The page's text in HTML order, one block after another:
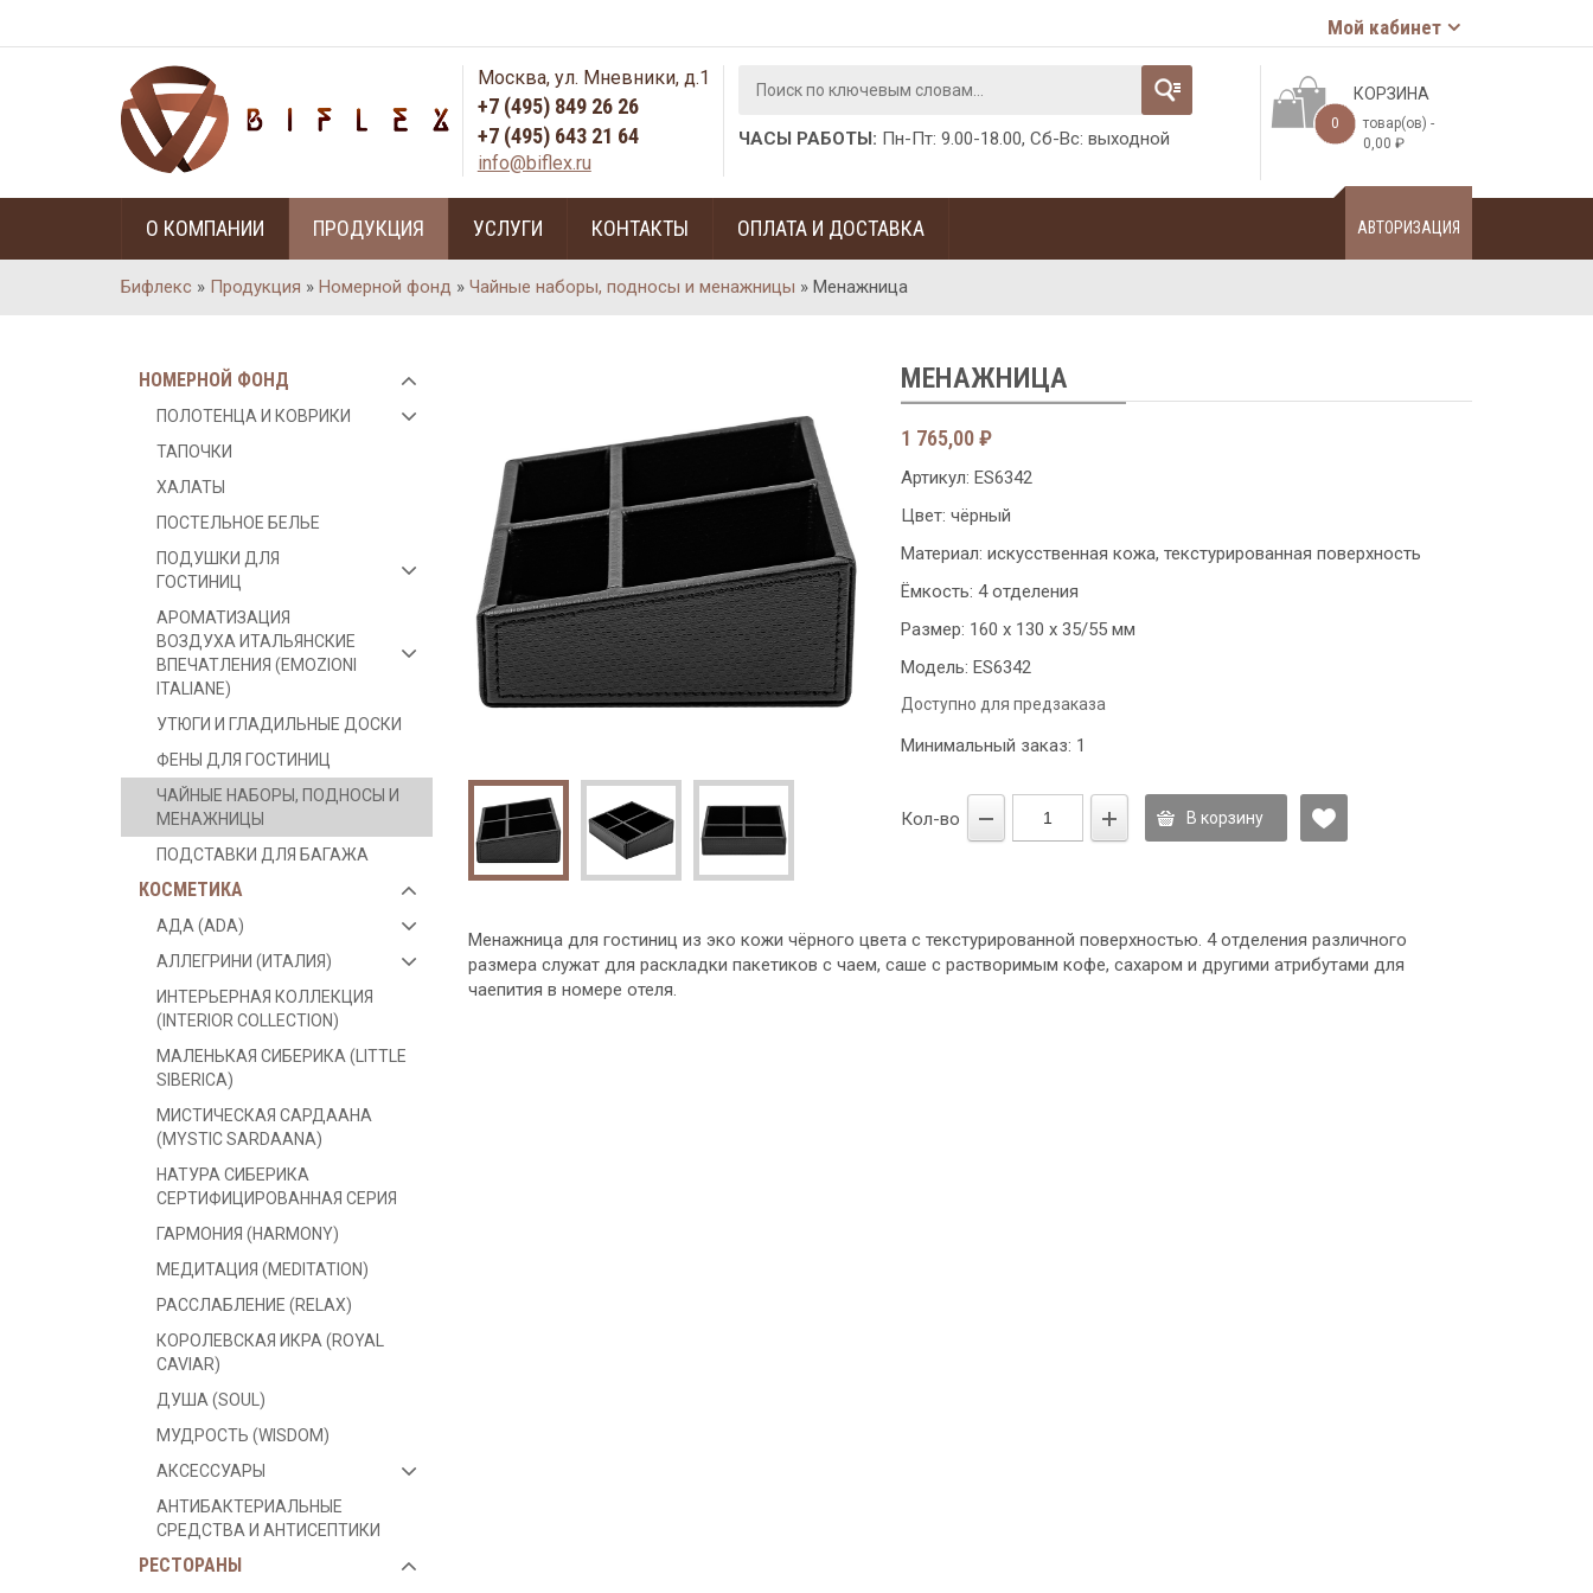
Мой кабинет
КОРЗИНА
0
товар(ов) -
0,00₽
Москва, ул. Мневники, д.1
+7 (495) 849 26 26
+7 (495) 643 21 64
info@biflex.ru
ЧАСЫ РАБОТЫ: Пн-Пт: 9.00-18.00, Сб-Вс: выходной
О КОМПАНИИ ПРОДУКЦИЯ УСЛУГИ КОНТАКТЫ ОПЛАТА И ДОСТАВКА АВТОРИЗАЦИЯ
Бифлекс » Продукция » Номерной фонд » Чайные наборы, подносы и менажницы » Менажница
НОМЕРНОЙ ФОНД
ПОЛОТЕНЦА И КОВРИКИ
ТАПОЧКИ
ХАЛАТЫ
ПОСТЕЛЬНОЕ БЕЛЬЕ
ПОДУШКИ ДЛЯ
ГОСТИНИЦ
АРОМАТИЗАЦИЯ
ВОЗДУХА ИТАЛЬЯНСКИЕ
ВПЕЧАТЛЕНИЯ (EMOZIONI
ITALIANE)
УТЮГИ И ГЛАДИЛЬНЫЕ ДОСКИ
ФЕНЫ ДЛЯ ГОСТИНИЦ
ЧАЙНЫЕ НАБОРЫ, ПОДНОСЫ И
МЕНАЖНИЦЫ
ПОДСТАВКИ ДЛЯ БАГАЖА
КОСМЕТИКА
АДА (ADA)
АЛЛЕГРИНИ (ИТАЛИЯ)
ИНТЕРЬЕРНАЯ КОЛЛЕКЦИЯ
(INTERIOR COLLECTION)
МАЛЕНЬКАЯ СИБЕРИКА (LITTLE
SIBERICA)
МИСТИЧЕСКАЯ САРДААНА
(MYSTIC SARDAANA)
НАТУРА СИБЕРИКА
СЕРТИФИЦИРОВАННАЯ СЕРИЯ
ГАРМОНИЯ (HARMONY)
МЕДИТАЦИЯ (MEDITATION)
РАССЛАБЛЕНИЕ (RELAX)
КОРОЛЕВСКАЯ ИКРА (ROYAL
CAVIAR)
ДУША (SOUL)
МУДРОСТЬ (WISDOM)
АКСЕССУАРЫ
АНТИБАКТЕРИАЛЬНЫЕ
СРЕДСТВА И АНТИСЕПТИКИ
РЕСТОРАНЫ
МЕНАЖНИЦА
1 765,00₽
Артикул:ES6342
Цвет: чёрный
Материал: искусственная кожа, текстурированная поверхность
Ёмкость: 4 отделения
Размер: 160 х 130 х 35/55 мм
Модель: ES6342
Доступно для предзаказа
Минимальный заказ: 1
Кол-во В корзину
Менажница для гостиниц из эко кожи чёрного цвета с текстурированной поверхностью. 4 отделения различного
размера служат для раскладки пакетиков с чаем, саше с растворимым кофе, сахаром и другими атрибутами для
чаепития в номере отеля.